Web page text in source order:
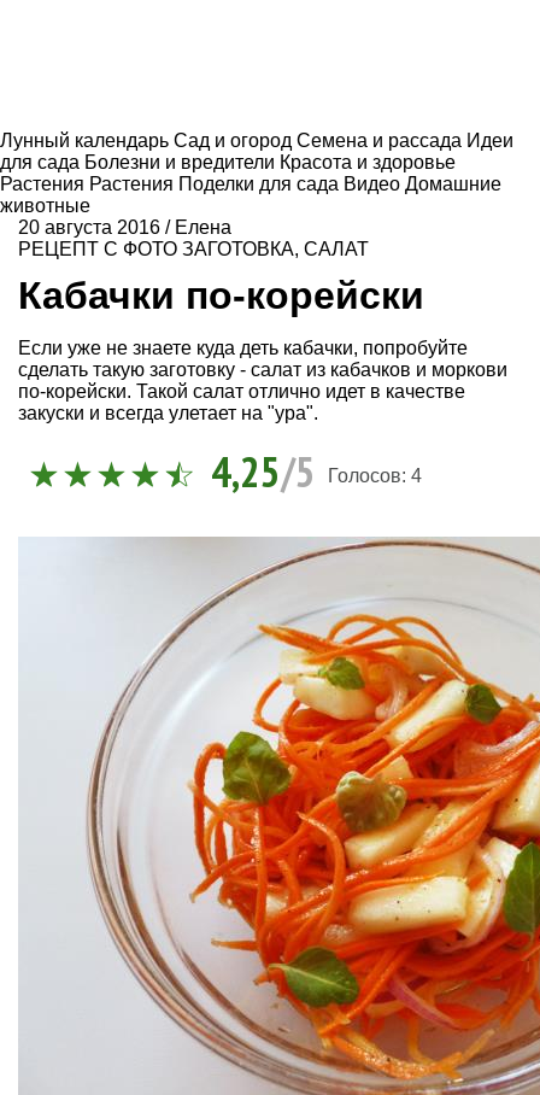
Лунный календарь Сад и огород Семена и рассада Идеи
для сада Болезни и вредители Красота и здоровье
Растения Растения Поделки для сада Видео Домашние
животные
20 августа 2016 / Елена
РЕЦЕПТ С ФОТО ЗАГОТОВКА, САЛАТ
Кабачки по-корейски
Если уже не знаете куда деть кабачки, попробуйте
сделать такую заготовку - салат из кабачков и моркови
по-корейски. Такой салат отлично идет в качестве
закуски и всегда улетает на "ура".
4,25/5 Голосов: 4